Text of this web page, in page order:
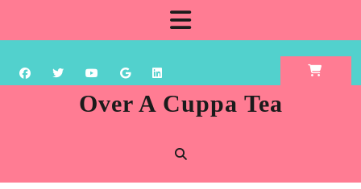
content
Over A Cuppa Tea